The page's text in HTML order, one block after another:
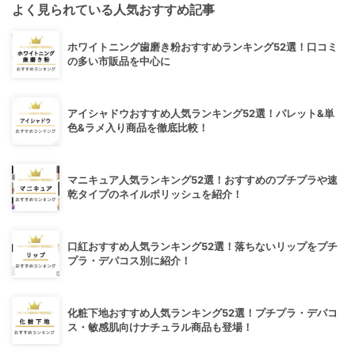
よく見られている人気おすすめ記事
ホワイトニング歯磨き粉おすすめランキング52選！口コミ
の多い市販品を中心に
アイシャドウおすすめ人気ランキング52選！パレット&単
色&ラメ入り商品を徹底比較！
マニキュア人気ランキング52選！おすすめのプチプラや速
乾タイプのネイルポリッシュを紹介！
口紅おすすめ人気ランキング52選！落ちないリップをプチ
プラ・デパコス別に紹介！
化粧下地おすすめ人気ランキング52選！プチプラ・デパコ
ス・敏感肌向けナチュラル商品も登場！